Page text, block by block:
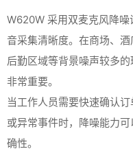
W620W 采用双麦克风降
音采集清晰度。在商场、
后勤区域等背景噪声较多
非常重要。
当工作人员需要快速确认
或异常事件时，降噪能力
确性。